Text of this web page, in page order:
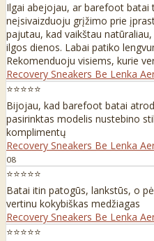
Ilgai abejojau, ar barefoot
neįsivaizduoju grįžimo prie
pajutau, kad vaikštau
ilgos dienos. Labai patiko
Rekomenduoju visiems, kurie
Recovery Sneakers Be Lenka
⭐⭐⭐⭐⭐
Bijojau, kad barefoot batai
pasirinktas modelis nustebino
komplimentų
Recovery Sneakers Be Lenka
08
⭐⭐⭐⭐⭐
Batai itin patogūs, lankstūs, o
vertinu kokybiškas medžiagas
Recovery Sneakers Be Lenka
⭐⭐⭐⭐⭐